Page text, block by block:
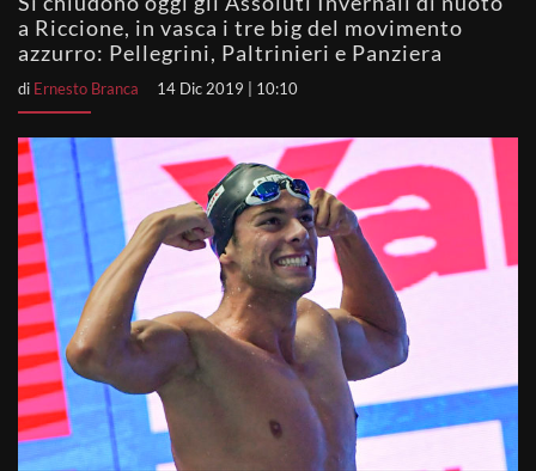
a Riccione, in vasca i tre big del movimento
azzurro: Pellegrini, Paltrinieri e Panziera
di Ernesto Branca 14 Dic 2019 | 10:10